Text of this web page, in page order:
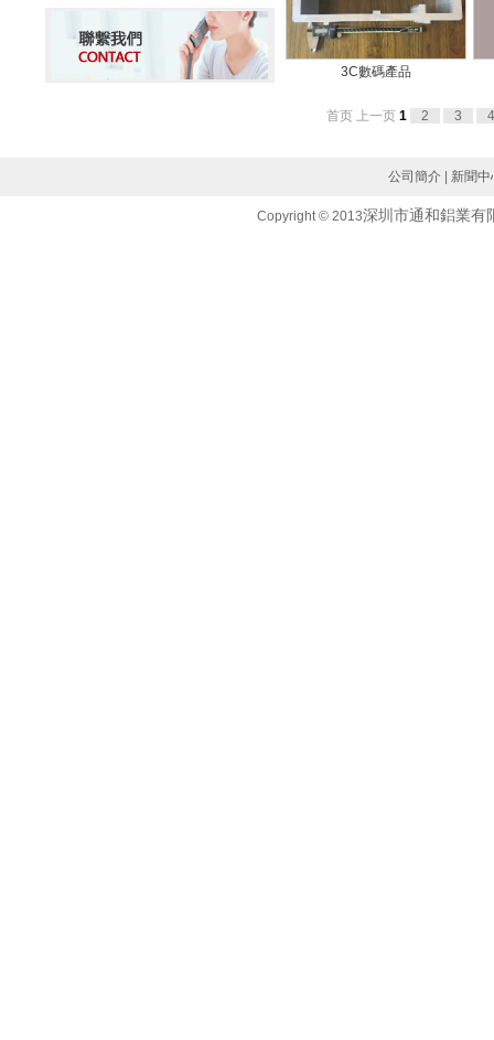
3C數碼產品
首页 上一页 1 2 3 4
公司簡介 新聞中
Copyright © 2013深圳市通和鋁業有